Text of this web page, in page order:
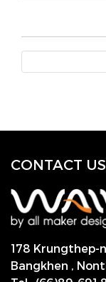
CONTACT US
178 Krungthep-
Bangkhen ,